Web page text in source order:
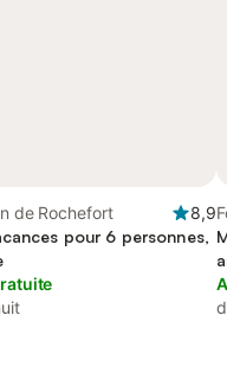
de Rochefort
8,9
pour 6 personnes,